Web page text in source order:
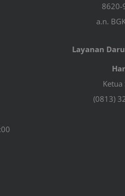
8620-
a.n.
Layanan
Ketua
(0813)